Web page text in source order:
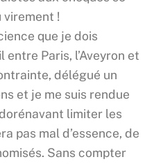
!
que je dois
Paris, l’Aveyron et
délégué un
et je me suis rendue
limiter les
pas mal d’essence, de
Sans compter